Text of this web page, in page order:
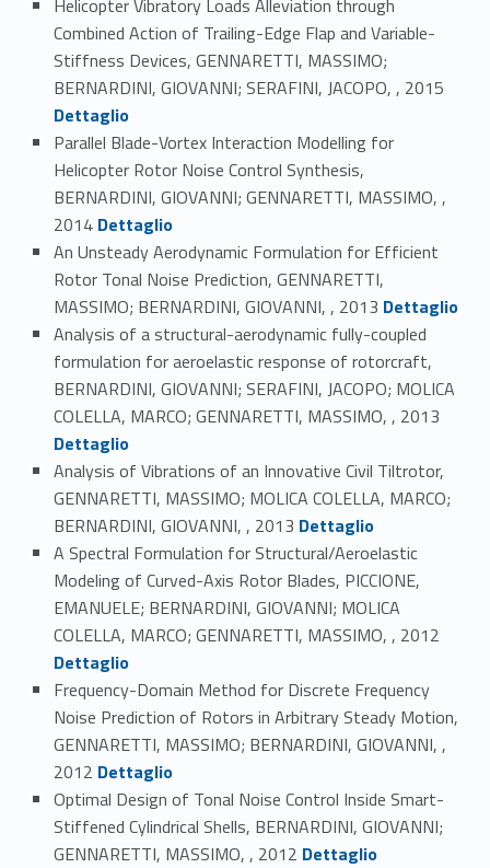
Combined Action of Trailing-Edge Flap and Variable-
Stiffness Devices, GENNARETTI, MASSIMO;
BERNARDINI, GIOVANNI; SERAFINI, JACOPO, , 2015
Dettaglio
Parallel Blade-Vortex Interaction Modelling for
Helicopter Rotor Noise Control Synthesis,
BERNARDINI, GIOVANNI; GENNARETTI, MASSIMO, ,
2014 Link identifier #identifier_person_151253-52
Dettaglio
An Unsteady Aerodynamic Formulation for Efficient
Rotor Tonal Noise Prediction, GENNARETTI,
MASSIMO; BERNARDINI, GIOVANNI, , 2013Link identifier #identifier_person_57414-53Dettaglio
Analysis of a structural-aerodynamic fully-coupled
formulation for aeroelastic response of rotorcraft,
BERNARDINI, GIOVANNI; SERAFINI, JACOPO; MOLICA
COLELLA, MARCO; GENNARETTI, MASSIMO, , 2013
Dettaglio
Analysis of Vibrations of an Innovative Civil Tiltrotor,
GENNARETTI, MASSIMO; MOLICA COLELLA, MARCO;
BERNARDINI, GIOVANNI, , 2013 Link identifier #identifier_person_26825-55
Dettaglio
A Spectral Formulation for Structural/Aeroelastic
Modeling of Curved-Axis Rotor Blades, PICCIONE,
EMANUELE; BERNARDINI, GIOVANNI; MOLICA
COLELLA, MARCO; GENNARETTI, MASSIMO, , 2012
Dettaglio
Frequency-Domain Method for Discrete Frequency
Noise Prediction of Rotors in Arbitrary Steady Motion,
GENNARETTI, MASSIMO; BERNARDINI, GIOVANNI, ,
2012 Link identifier #identifier_person_141333-57
Dettaglio
Optimal Design of Tonal Noise Control Inside Smart-
Stiffened Cylindrical Shells, BERNARDINI, GIOVANNI;
GENNARETTI, MASSIMO, , 2012 Link identifier #identifier_person_36725-58
Dettaglio